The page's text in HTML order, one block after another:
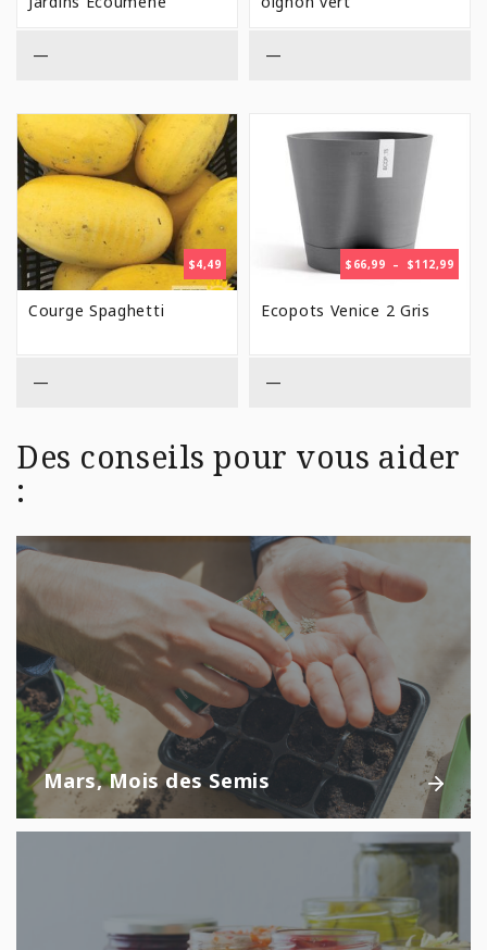
— —
$4,49
Courge Spaghetti
—
$ 66,99 – $112,99
DE
Ecopots Venice 2 Gris
—
Des conseils pour vous aider
:
Mars, Mois des Semis